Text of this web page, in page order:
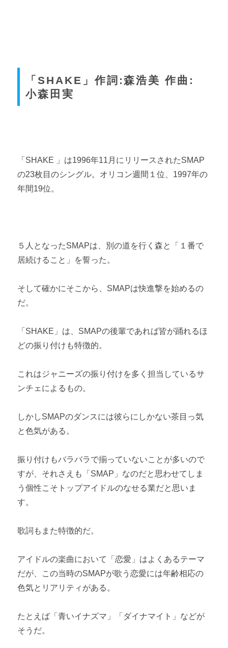
「SHAKE」作詞:森浩美 作曲:
小森田実
「SHAKE 」は1996年11月にリリースされたSMAP
の23枚目のシングル。オリコン週間１位、1997年の
年間19位。
５人となったSMAPは、別の道を行く森と「１番で
居続けること」を誓った。
そして確かにそこから、SMAPは快進撃を始めるの
だ。
「SHAKE」は、SMAPの後輩であれば皆が踊れるほ
どの振り付けも特徴的。
これはジャニーズの振り付けを多く担当しているサ
ンチェによるもの。
しかしSMAPのダンスには彼らにしかない茶目っ気
と色気がある。
振り付けもバラバラで揃っていないことが多いので
すが、それさえも「SMAP」なのだと思わせてしま
う個性こそトップアイドルのなせる業だと思いま
す。
歌詞もまた特徴的だ。
アイドルの楽曲において「恋愛」はよくあるテーマ
だが、この当時のSMAPが歌う恋愛には年齢相応の
色気とリアリティがある。
たとえば「青いイナズマ」「ダイナマイト」などが
そうだ。